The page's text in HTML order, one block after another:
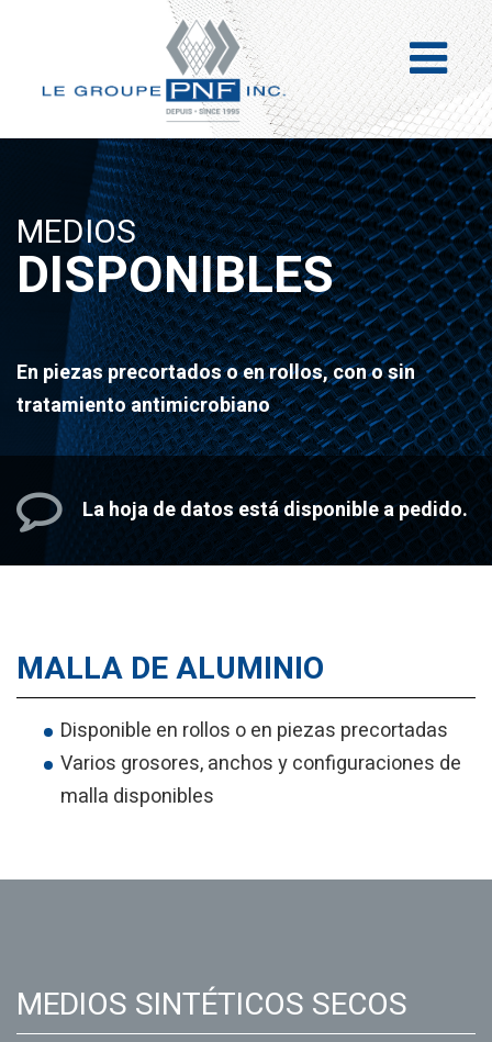
MEDIOS
DISPONIBLES
En piezas precortados o en rollos, con o sin
tratamiento antimicrobiano
La hoja de datosestá disponible a pedido.
MALLA DE ALUMINIO
Disponible en rollos o en piezas precortadas
Varios grosores, anchos y configuraciones de
malla disponibles
MEDIOS SINTÉTICOS SECOS